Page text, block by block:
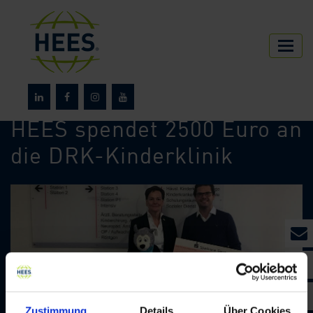
Zustimmung Details Über Cookies
Über HEES News
HEES spendet 2500 Euro an
die DRK-Kinderklinik